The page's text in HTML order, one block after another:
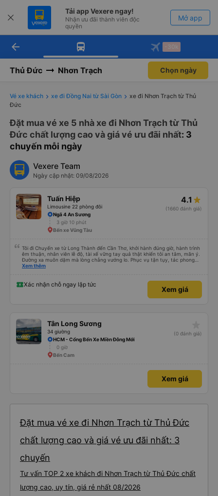
Tải app Vexere ngay!
Nhận ưu đãi thành viên độc
quyền
Mở app
Tải app Vexere
-30k/ghế khi đặt vé máy bay qua
Mở app
arrow_back -30k
Thủ Đức Nhơn Trạch Chọn ngày
Vé xe khách xe đi Đồng Nai từ Sài Gòn
xe đi Nhơn Trạch từ Thủ
Đức
Đặt mua vé xe 5 nhà xe đi Nhơn Trạch từ Thủ
Đức chất lượng cao và giá vé ưu đãi nhất: 3
chuyến mỗi ngày
Vexere Team
Ngày cập nhật: 09/08/2026
Tuấn Hiệp
Limousine 22 phòng đôi
4.1
(1660 đánh giá)
Ngã 4 An Sương
3 giờ 10 phút
Bến xe Vũng Tàu
Tôi đi Chuyến xe từ Long Thành đến Cần Thơ, khởi hành đúng giờ, hành trình
êm thuận, nhân viên lễ độ, tài xế vững tay quả thật khiến tôi an tâm, mãn ý.
Đường xa muôn dặm mà lòng chẳng vướng lo. Phục vụ tận tụy, tác phong
nghiêm cẩn, hiếm thấy giữa thời buổi kim tiền vội vã. Xã hội loạn đạo. Xin gửi
Xem thêm
Xác nhận chỗ ngay lập tức
Xem giá
Tân Long Sương
34 giường
(0 đánh giá)
HCM - Cổng Bến Xe Miền Đông Mới
0 giờ
Bến Cam
Xem giá
Đặt mua vé xe đi Nhơn Trạch từ Thủ Đức
chất lượng cao và giá vé ưu đãi nhất: 3
chuyến
Tư vấn TOP 2 xe khách đi Nhơn Trạch từ Thủ Đức chất
lượng cao, uy tín, giá rẻ nhất 08/2026